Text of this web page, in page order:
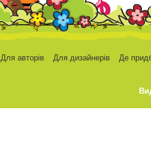
Для авторів Для дизайнерів Де